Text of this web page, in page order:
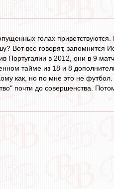
голах приветствуются.
Вот все говорят, запомнится
Португалии в 2012, они в 9
тайме из 18 и 8
как, но по мне это не
почти до совершенства.